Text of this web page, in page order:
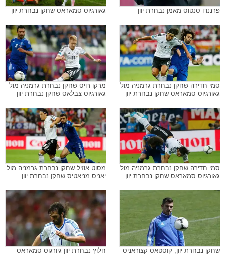
פרננדו סנטוס מאמן נבחרת יוון גאורגיוס סמאראס שחקן נבחרת יוון
סמי חדירה שחקן נבחרת גרמניה מול
גאורגיוס סמאראס שחקן נבחרת יוון
מרקו רויס שחקן נבחרת גרמניה מול
גאורגיוס צבלאס שחקן נבחרת יוון
סמי חדירה שחקן נבחרת גרמניה מול
גאורגיוס סמאראס שחקן נבחרת יוון
מסוט אוזיל שחקן נבחרת גרמניה מול
יאניס מניאטיס שחקן נבחרת יוון
שחקן נבחרת יוון, קוסטאס קצוראניס חלוץ נבחרת יוון גיורגוס סמאראס